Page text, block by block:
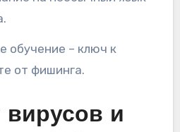
обучение – ключ к
от фишинга.
вирусов и